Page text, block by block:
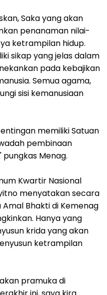
Saka yang akan
penanaman nilai-
ketrampilan hidup.
sikap yang jelas dalam
pada kebajikan
Semua agama,
sisi kemanusiaan
memiliki Satuan
pembinaan
Menag.
Kwartir Nasional
menyatakan secara
Bhakti di Kemenag
Hanya yang
krida yang akan
ketrampilan
pramuka di